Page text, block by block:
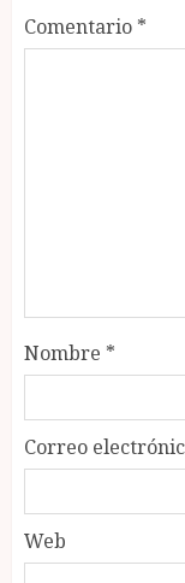
Comentario *
Nombre *
Correo
Web